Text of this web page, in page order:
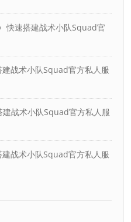
快速搭建战术小队Squad官
建战术小队Squad官方私人服
建战术小队Squad官方私人服
建战术小队Squad官方私人服